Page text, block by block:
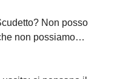
Non posso
non possiamo